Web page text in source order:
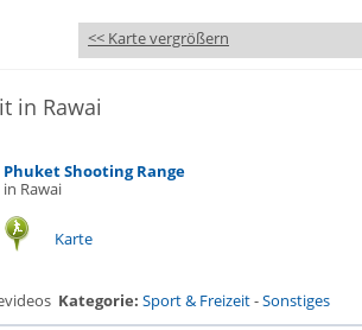
<< Karte vergrößern
in Rawai
Phuket Shooting Range
in Rawai
Karte
Kategorie: Sport & Freizeit-Sonstiges